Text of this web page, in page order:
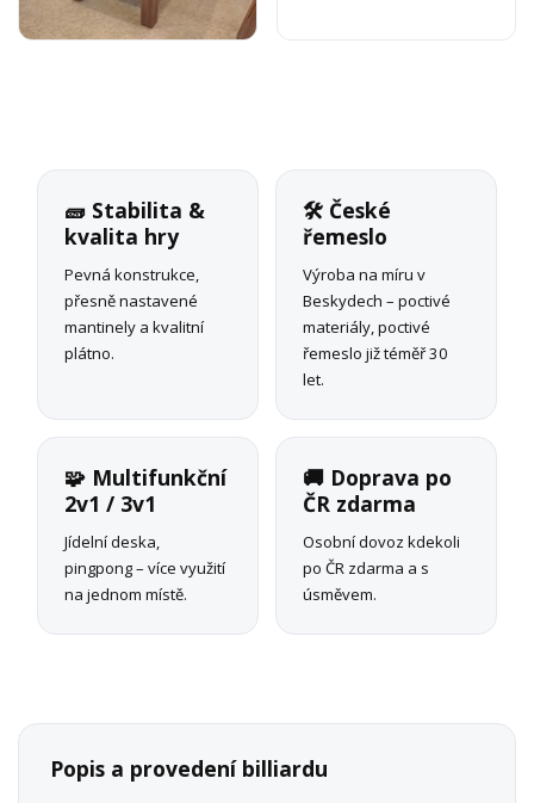
🧱 Stabilita &
kvalita hry
Pevná konstrukce,
přesně nastavené
mantinely a kvalitní
plátno.
🛠 České
řemeslo
Výroba na míru v
Beskydech – poctivé
materiály, poctivé
řemeslo již téměř 30
let.
🧩 Multifunkční
2v1 / 3v1
Jídelní deska,
pingpong – více využití
na jednom místě.
🚚 Doprava po
ČR zdarma
Osobní dovoz kdekoli
po ČR zdarma a s
úsměvem.
Popis a provedení billiardu